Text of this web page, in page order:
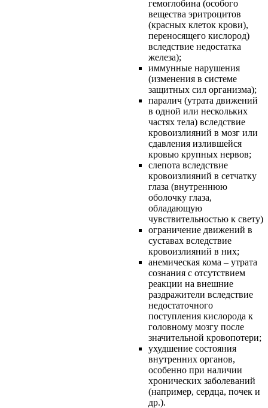
гемоглобина (особого
вещества эритроцитов
(красных клеток крови),
переносящего кислород)
вследствие недостатка
железа);
иммунные нарушения
(изменения в системе
защитных сил организма);
паралич (утрата движений
в одной или нескольких
частях тела) вследствие
кровоизлияний в мозг или
сдавления излившейся
кровью крупных нервов;
слепота вследствие
кровоизлияний в сетчатку
глаза (внутреннюю
оболочку глаза,
обладающую
чувствительностью к свету)
ограничение движений в
суставах вследствие
кровоизлияний в них;
анемическая кома – утрата
сознания с отсутствием
реакции на внешние
раздражители вследствие
недостаточного
поступления кислорода к
головному мозгу после
значительной кровопотери;
ухудшение состояния
внутренних органов,
особенно при наличии
хронических заболеваний
(например, сердца, почек и
др.).